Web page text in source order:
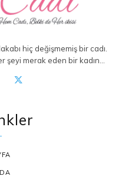
hiç değişmemiş bir cadı.
şeyi merak eden bir kadın…